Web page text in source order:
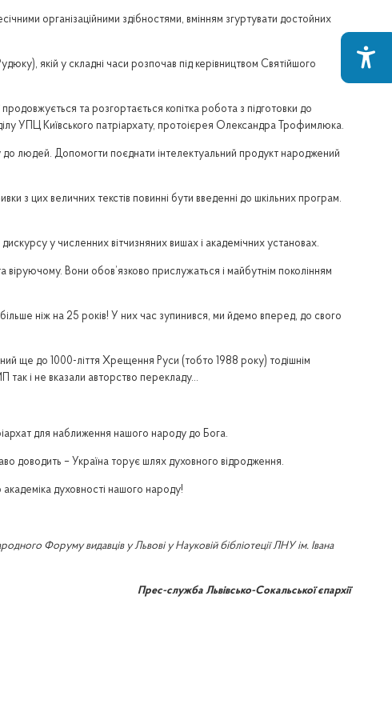
організаційними здібностями, вмінням згуртувати достойних
якій у складні часи розпочав під керівництвом Святійшого
та розгортається копітка робота з підготовки до
УПЦ Київського патріархату, протоієрея Олександра Трофимлюка.
до людей. Допомогти поєднати інтелектуальний продукт народжений
з цих величних текстів повинні бути введенні до шкільних програм.
у численних вітчизняних вишах і академічних установах.
Вони обов’язково прислужаться і майбутнім поколінням
ніж на 25 років! У них час зупинився, ми йдемо вперед, до свого
ще до 1000-ліття Хрещення Руси (тобто 1988 року) тодішнім
і не вказали авторство перекладу…
для наближення нашого народу до Бога.
доводить – Україна торує шлях духовного відродження.
духовності нашого народу!
Форуму видавців у Львові у Науковій бібліотеції ЛНУ ім. Івана
Прес-служба Львівсько-Сокальської єпархії